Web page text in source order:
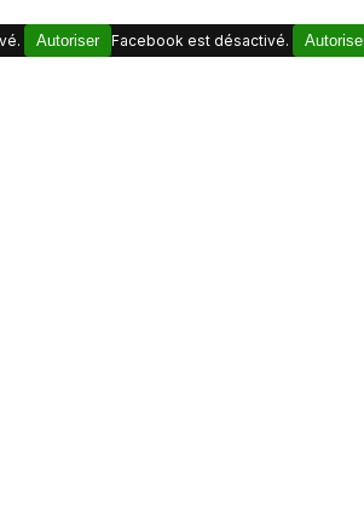
Autoriser Facebook est désactivé.